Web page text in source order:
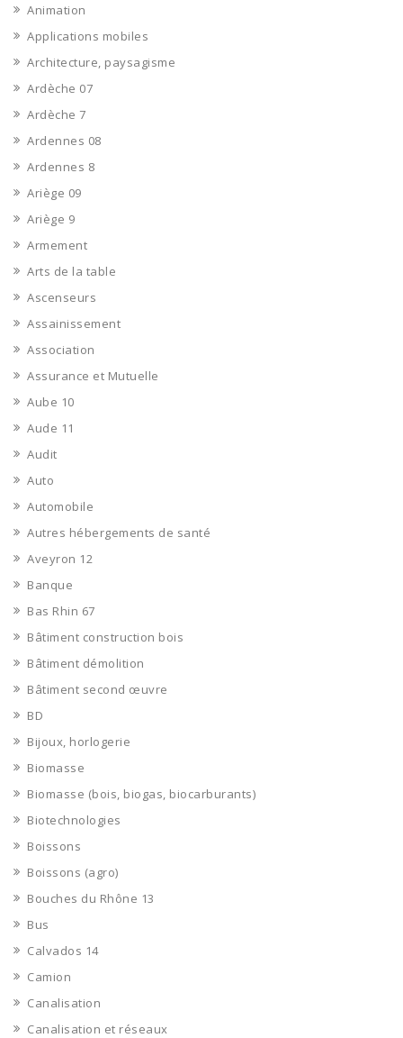
Animation
Applications mobiles
Architecture, paysagisme
Ardèche 07
Ardèche 7
Ardennes 08
Ardennes 8
Ariège 09
Ariège 9
Armement
Arts de la table
Ascenseurs
Assainissement
Association
Assurance et Mutuelle
Aube 10
Aude 11
Audit
Auto
Automobile
Autres hébergements de santé
Aveyron 12
Banque
Bas Rhin 67
Bâtiment construction bois
Bâtiment démolition
Bâtiment second œuvre
BD
Bijoux, horlogerie
Biomasse
Biomasse (bois, biogas, biocarburants)
Biotechnologies
Boissons
Boissons (agro)
Bouches du Rhône 13
Bus
Calvados 14
Camion
Canalisation
Canalisation et réseaux